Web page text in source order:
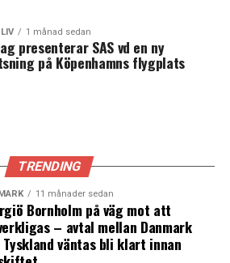
1 månad sedan
presenterar SAS vd en ny
på Köpenhamns flygplats
TRENDING
11 månader sedan
Bornholm på väg mot att
– avtal mellan Danmark
Tyskland väntas bli klart innan